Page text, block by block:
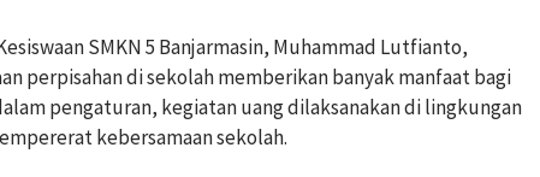
SMKN 5 Banjarmasin, Muhammad Lutfianto,
perpisahan di sekolah memberikan banyak manfaat bagi
pengaturan, kegiatan uang dilaksanakan di lingkungan
kebersamaan sekolah.